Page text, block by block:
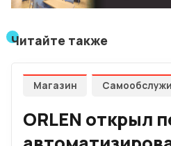
Читайте также
Магазин
ORLEN открыл